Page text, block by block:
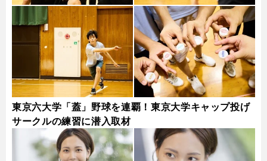
東京六大学「蓋」野球を連覇！東京大学キャップ投げ
サークルの練習に潜入取材